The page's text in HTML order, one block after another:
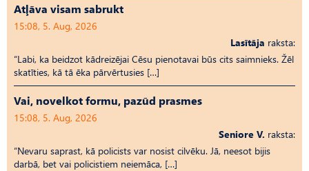
Atļāva visam sabrukt
15:08, 5. Aug, 2026
Lasītāja raksta:
“Labi, ka beidzot kādreizējai Cēsu pienotavai būs cits saimnieks. Žēl
skatīties, kā tā ēka pārvērtusies […]
Vai, novelkot formu, pazūd prasmes
15:08, 5. Aug, 2026
Seniore V. raksta:
“Nevaru saprast, kā policists var nosist cilvēku. Jā, neesot bijis
darbā, bet vai policistiem neiemāca, […]